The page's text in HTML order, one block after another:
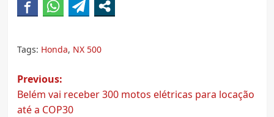
Tags: Honda, NX 500
Post
navigation
Previous:
Belém vai receber 300 motos elétricas para locação
até a COP30